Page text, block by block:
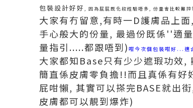
包裝設計好好 , 因為屁屁既化妝經驗唔多, 份量會比較難控
大家有冇留意,有時一D護膚品上
手心般大的份量, 最過份既係''適
量指引.....都跟唔到) 咁今次個包裝咁好...適
大家都知Base只有少少遮瑕功效,
簡直係皮膚零負擔!!而且真係有
屁咁懶, 其實可以搽完BASE就出
皮膚都可以靚到爆炸)